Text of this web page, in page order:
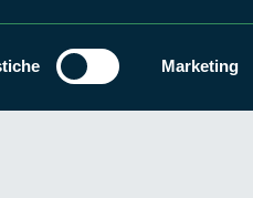
Marketing
Natura in Campo
stampa